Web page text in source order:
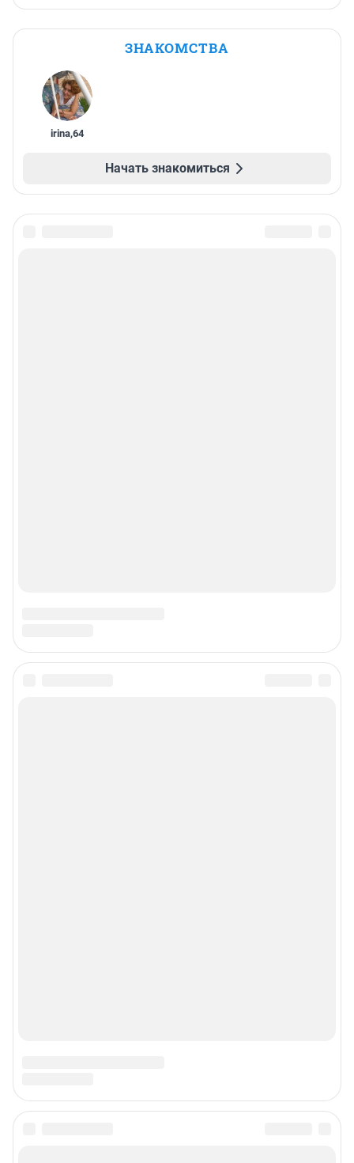
ЗНАКОМСТВА
irina,64
Начать знакомиться